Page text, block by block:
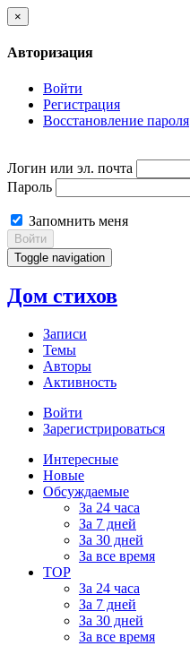
×
Авторизация
Войти
Регистрация
Восстановление пароля
Логин или эл. почта
Пароль
Запомнить меня
Войти
Toggle navigation
Дом стихов
Записи
Темы
Авторы
Активность
Войти
Зарегистрироваться
Интересные
Новые
Обсуждаемые
За 24 часа
За 7 дней
За 30 дней
За все время
TOP
За 24 часа
За 7 дней
За 30 дней
За все время